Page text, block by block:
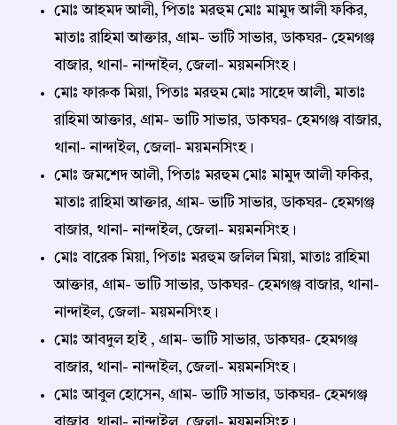
মোঃ আহমদ আলী, পিতাঃ মরহুম মোঃ মামুদ আলী ফকির,
মাতাঃ রাহিমা আক্তার, গ্রাম- ভাটি সাভার, ডাকঘর- হেমগঞ্জ
বাজার, থানা- নান্দাইল, জেলা- ময়মনসিংহ।
মোঃ ফারুক মিয়া, পিতাঃ মরহুম মোঃ সাহেদ আলী, মাতাঃ
রাহিমা আক্তার, গ্রাম- ভাটি সাভার, ডাকঘর- হেমগঞ্জ বাজার,
থানা- নান্দাইল, জেলা- ময়মনসিংহ।
মোঃ জমশেদ আলী, পিতাঃ মরহুম মোঃ মামুদ আলী ফকির,
মাতাঃ রাহিমা আক্তার, গ্রাম- ভাটি সাভার, ডাকঘর- হেমগঞ্জ
বাজার, থানা- নান্দাইল, জেলা- ময়মনসিংহ।
মোঃ বারেক মিয়া, পিতাঃ মরহুম জলিল মিয়া, মাতাঃ রাহিমা
আক্তার, গ্রাম- ভাটি সাভার, ডাকঘর- হেমগঞ্জ বাজার, থানা-
নান্দাইল, জেলা- ময়মনসিংহ।
মোঃ আবদুল হাই , গ্রাম- ভাটি সাভার, ডাকঘর- হেমগঞ্জ
বাজার, থানা- নান্দাইল, জেলা- ময়মনসিংহ।
মোঃ আবুল হোসেন, গ্রাম- ভাটি সাভার, ডাকঘর- হেমগঞ্জ